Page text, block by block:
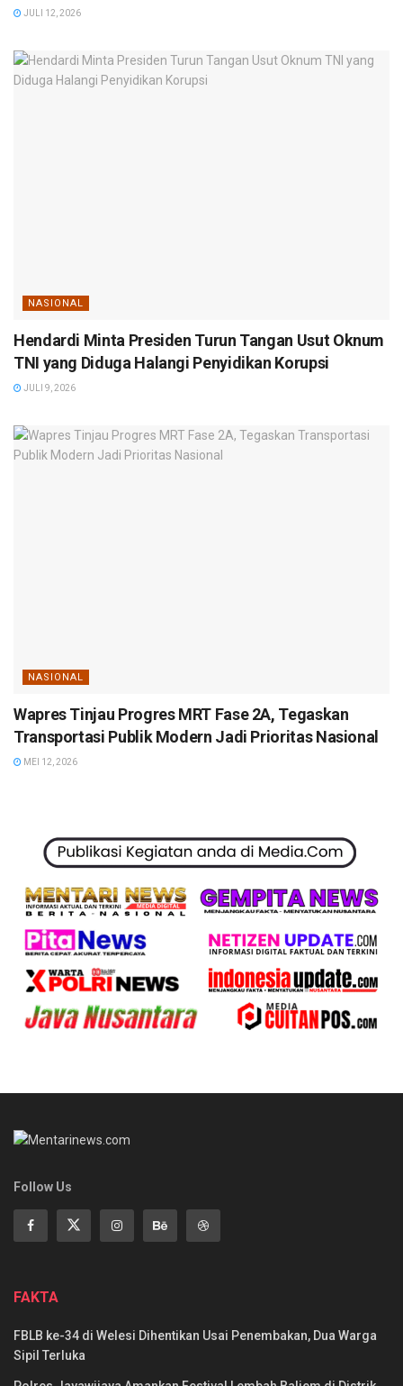
JULI 12, 2026
NASIONAL
Hendardi Minta Presiden Turun Tangan Usut Oknum
TNI yang Diduga Halangi Penyidikan Korupsi
JULI 9, 2026
NASIONAL
Wapres Tinjau Progres MRT Fase 2A, Tegaskan
Transportasi Publik Modern Jadi Prioritas Nasional
MEI 12, 2026
Follow Us
FAKTA
FBLB ke-34 di Welesi Dihentikan Usai Penembakan, Dua Warga
Sipil Terluka